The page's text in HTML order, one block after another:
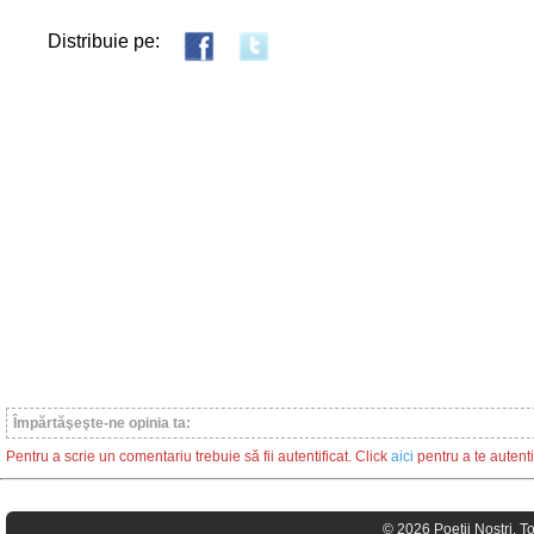
Distribuie pe:
Împărtăşeşte-ne opinia ta:
Pentru a scrie un comentariu trebuie să fii autentificat. Click aici pentru a te
© 2026 Poeţii Nostri.